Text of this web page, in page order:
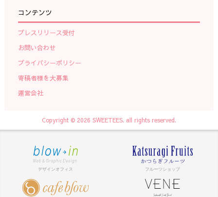
コンテンツ
プレスリリース受付
お問い合わせ
プライバシーポリシー
寄稿者様を大募集
運営会社
Copyright © 2026 SWEETEES. all rights reserved.